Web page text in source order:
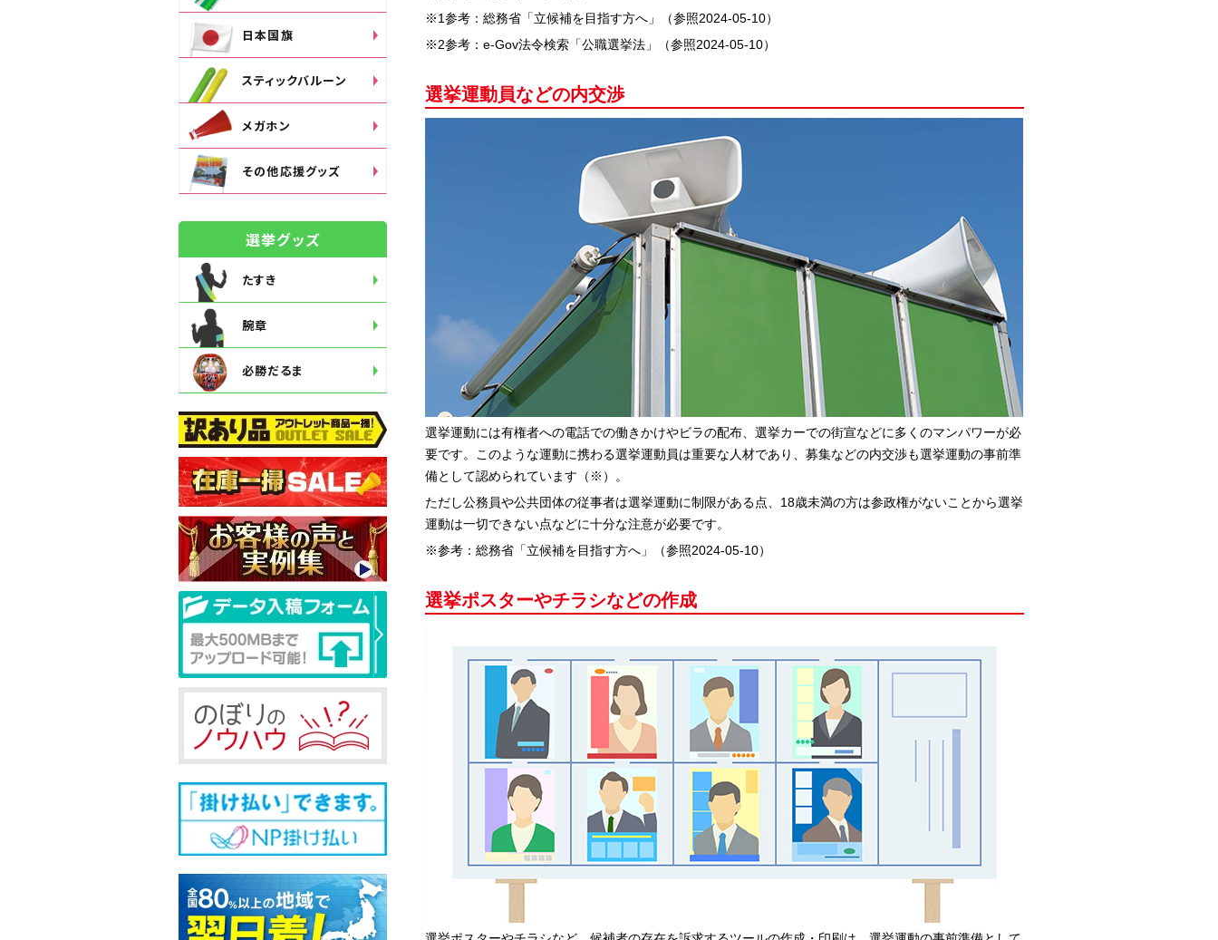
※1参考：総務省「立候補を目指す方へ」（参照2024-05-10）
※2参考：e-Gov法令検索「公職選挙法」（参照2024-05-10）
選挙運動員などの内交渉
選挙運動には有権者への電話での働きかけやビラの配布、選挙カーでの街宣などに多くのマンパワーが必
要です。このような運動に携わる選挙運動員は重要な人材であり、募集などの内交渉も選挙運動の事前準
備として認められています（※）。
ただし公務員や公共団体の従事者は選挙運動に制限がある点、18歳未満の方は参政権がないことから選挙
運動は一切できない点などに十分な注意が必要です。
※参考：総務省「立候補を目指す方へ」（参照2024-05-10）
選挙ポスターやチラシなどの作成
日本国旗
スティックバルーン
メガホン
その他応援グッズ
選挙グッズ
たすき
腕章
必勝だるま